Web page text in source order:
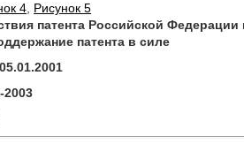
4 Рисунок 5
патента Российской Федерации
патента в силе
05.01.2001
2003